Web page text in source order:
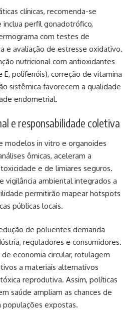
clínicas, recomenda-se
perfil gonadotrófico,
com testes de
e avaliação de estresse oxidativo.
nutricional com antioxidantes
polifenóis), correção de vitamina
sistêmica favorecem a qualidade
endometrial.
e responsabilidade coletiva
modelos in vitro e organoides
ômicas, aceleram a
e de limiares seguros.
vigilância ambiental integrados a
permitirão mapear hotspots
públicas locais.
de poluentes demanda
reguladores e consumidores.
economia circular, rotulagem
a materiais alternativos
reprodutiva. Assim, políticas
saúde ampliam as chances de
populações expostas.